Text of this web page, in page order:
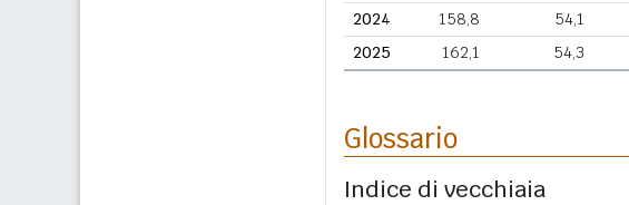
2024
158,8 54,1
2025
162,1 54,3
Glossario
Indice di vecchiaia